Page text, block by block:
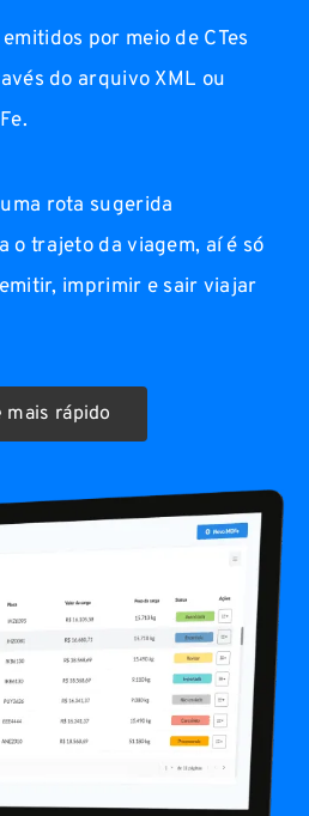
por meio de CTes
do arquivo XML ou
rota sugerida
o trajeto da viagem, aí é só
imprimir e sair viajar
mais rápido